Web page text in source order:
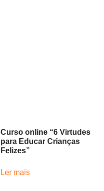
Curso online “6 Virtudes
para Educar Crianças
Felizes”
Ler mais